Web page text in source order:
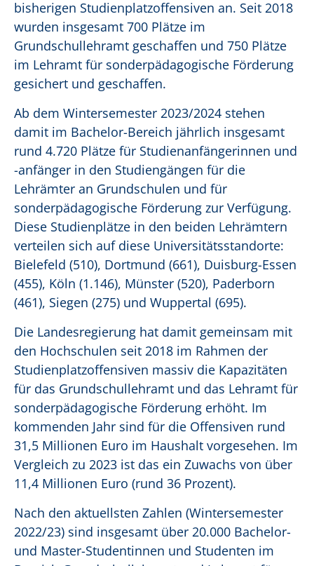
bisherigen Studienplatzoffensiven an. Seit 2018
wurden insgesamt 700 Plätze im
Grundschullehramt geschaffen und 750 Plätze
im Lehramt für sonderpädagogische Förderung
gesichert und geschaffen.
Ab dem Wintersemester 2023/2024 stehen
damit im Bachelor-Bereich jährlich insgesamt
rund 4.720 Plätze für Studienanfängerinnen und
-anfänger in den Studiengängen für die
Lehrämter an Grundschulen und für
sonderpädagogische Förderung zur Verfügung.
Diese Studienplätze in den beiden Lehrämtern
verteilen sich auf diese Universitätsstandorte:
Bielefeld (510), Dortmund (661), Duisburg-Essen
(455), Köln (1.146), Münster (520), Paderborn
(461), Siegen (275) und Wuppertal (695).
Die Landesregierung hat damit gemeinsam mit
den Hochschulen seit 2018 im Rahmen der
Studienplatzoffensiven massiv die Kapazitäten
für das Grundschullehramt und das Lehramt für
sonderpädagogische Förderung erhöht. Im
kommenden Jahr sind für die Offensiven rund
31,5 Millionen Euro im Haushalt vorgesehen. Im
Vergleich zu 2023 ist das ein Zuwachs von über
11,4 Millionen Euro (rund 36 Prozent).
Nach den aktuellsten Zahlen (Wintersemester
2022/23) sind insgesamt über 20.000 Bachelor-
und Master-Studentinnen und Studenten im